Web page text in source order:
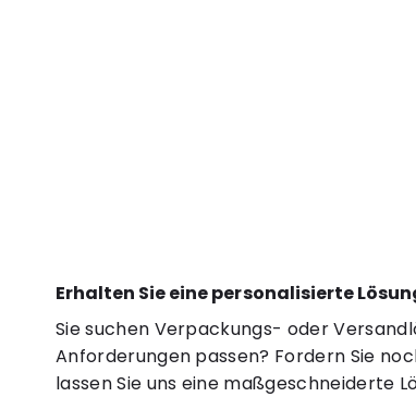
Erhalten Sie eine personalisierte
Sie suchen Verpackungs- oder
Anforderungen passen? Fordern Sie
lassen Sie uns eine maßgeschneiderte